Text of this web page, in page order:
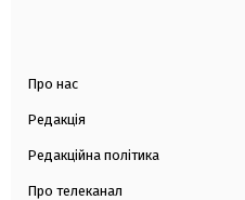
Про нас
Редакція
Редакційна політика
Про телеканал